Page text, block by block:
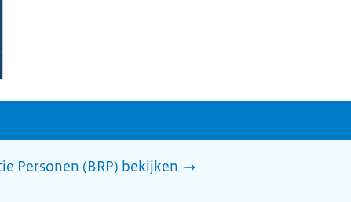
Personen (BRP) bekijken